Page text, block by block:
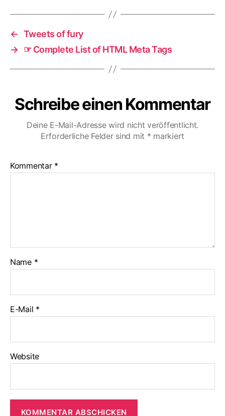
← Tweets of fury
→ ☞ Complete List of HTML Meta Tags
Schreibe einen Kommentar
Deine E-Mail-Adresse wird nicht veröffentlicht.
Erforderliche Felder sind mit * markiert
Kommentar *
Name *
E-Mail *
Website